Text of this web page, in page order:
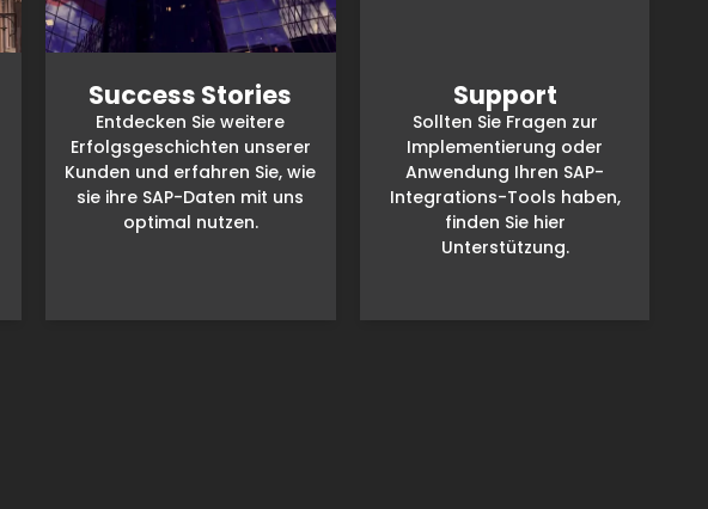
Success Stories
Entdecken Sie weitere
Erfolgsgeschichten unserer
Kunden und erfahren Sie, wie
sie ihre SAP-Daten mit uns
optimal nutzen.
Support
Sollten Sie Fragen zur
Implementierung oder
Anwendung Ihren SAP-
Integrations-Tools haben,
finden Sie hier
Unterstützung.